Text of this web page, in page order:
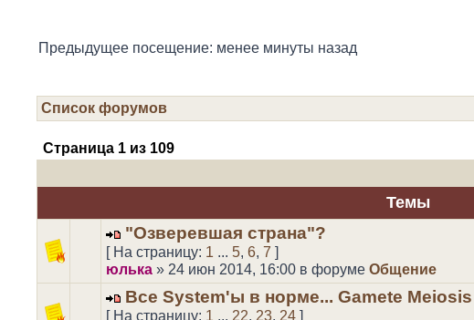
Предыдущее посещение: менее минуты назад
Список форумов
Страница 1 из 109
Темы
"Озверевшая страна"?
[ На страницу: 1 ... 5, 6, 7 ]
юлька » 24 июн 2014, 16:00 в форуме Общение
Все System'ы в норме... Gamete Meiosis
[ На страницу: 1 ... 22, 23, 24 ]